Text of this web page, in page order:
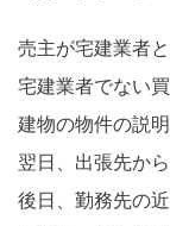
売主が宅建業者
宅建業者でない買
建物の物件の説
翌日、出張先か
後日、勤務先の